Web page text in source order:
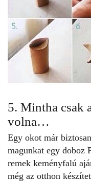
5. Mintha csak
volna…
Egy okot már
magunkat egy doboz
remek keményfalú
még az otthon